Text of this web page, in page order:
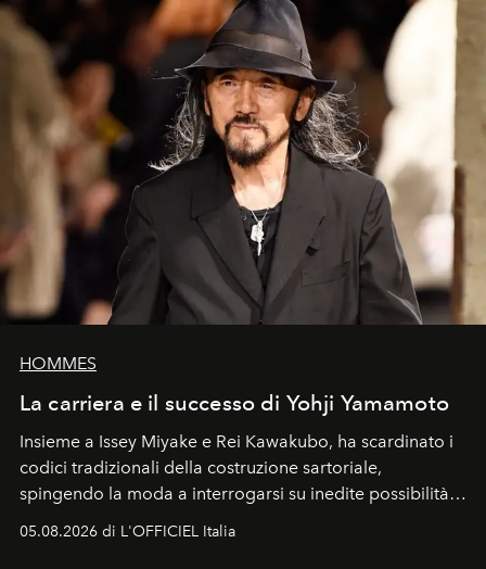
HOMMES
La carriera e il successo di Yohji Yamamoto
Insieme a Issey Miyake e Rei Kawakubo, ha scardinato i
codici tradizionali della costruzione sartoriale,
spingendo la moda a interrogarsi su inedite possibilità
05.08.2026 di L'OFFICIEL Italia